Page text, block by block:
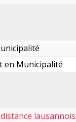
en Municipalité
lausannois